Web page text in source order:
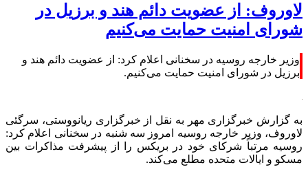
لاوروف: از عضویت دائم هند و برزیل در
شورای امنیت حمایت می‌کنیم
وزیر خارجه روسیه در سخنانی اعلام کرد: از عضویت دائم هند و
برزیل در شورای امنیت حمایت می‌کنیم.
به گزارش خبرگزاری مهر به نقل از خبرگزاری ریانووستی، سرگئی
لاوروف، وزیر خارجه روسیه امروز سه شنبه در سخنانی اعلام کرد:
روسیه مرتباً شرکای خود در بریکس را از پیشرفت مذاکرات بین
مسکو و ایالات متحده مطلع می‌کند.